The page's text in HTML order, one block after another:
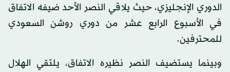
الدوري الإنجليزي، حيث يلاقي النصر الأحد ضيفه الاتفاق
في الأسبوع الرابع عشر من دوري روشن السعودي
للمحترفين.
وبينما يستضيف النصر نظيره الاتفاق، يلتقي الهلال